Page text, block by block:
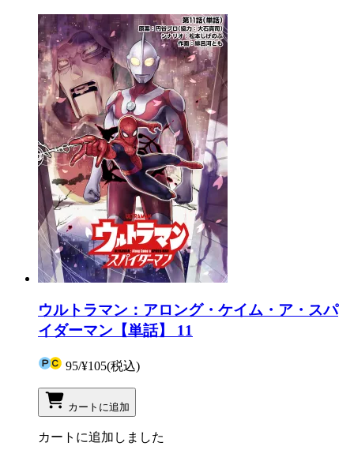
ウルトラマン：アロング・ケイム・ア・スパ
イダーマン【単話】 11
95/¥105(税込)
カートに追加
カートに追加しました